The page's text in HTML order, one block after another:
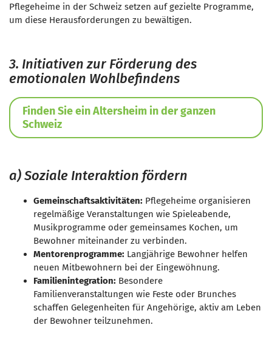
Pflegeheime in der Schweiz setzen auf gezielte Programme,
um diese Herausforderungen zu bewältigen.
3. Initiativen zur Förderung des
emotionalen Wohlbefindens
Finden Sie ein Altersheim in der ganzen
Schweiz
a) Soziale Interaktion fördern
Gemeinschaftsaktivitäten: Pflegeheime organisieren
regelmäßige Veranstaltungen wie Spieleabende,
Musikprogramme oder gemeinsames Kochen, um
Bewohner miteinander zu verbinden.
Mentorenprogramme: Langjährige Bewohner helfen
neuen Mitbewohnern bei der Eingewöhnung.
Familienintegration: Besondere
Familienveranstaltungen wie Feste oder Brunches
schaffen Gelegenheiten für Angehörige, aktiv am Leben
der Bewohner teilzunehmen.